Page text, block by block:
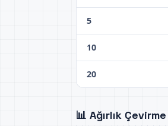
5
10
20
📊 Ağırlık